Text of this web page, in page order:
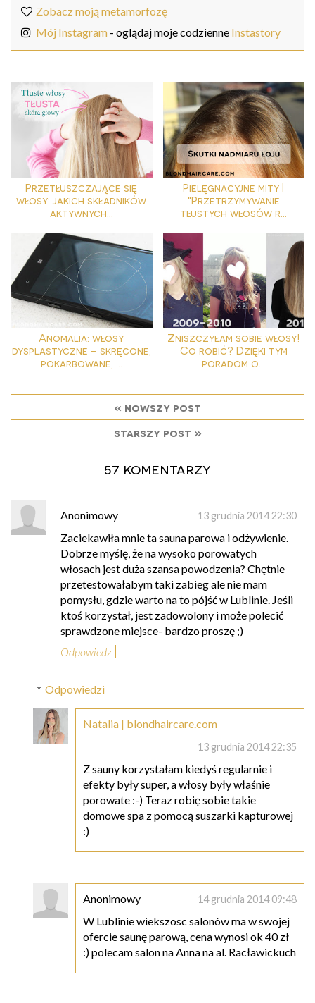
Zobacz moją metamorfozę
Mój Instagram - oglądaj moje codzienne Instastory
Przetłuszczające się
włosy: jakich składników
aktywnych...
Pielęgnacyjne mity |
"Przetrzymywanie
tłustych włosów r...
Anomalia: włosy
dysplastyczne - skręcone,
pokarbowane, ...
Zniszczyłam sobie włosy!
Co robić? Dzięki tym
poradom o...
« nowszy post
starszy post »
57 komentarzy
Anonimowy 13 grudnia 2014 22:30
Zaciekawiła mnie ta sauna parowa i odżywienie.
Dobrze myślę, że na wysoko porowatych
włosach jest duża szansa powodzenia? Chętnie
przetestowałabym taki zabieg ale nie mam
pomysłu, gdzie warto na to pójść w Lublinie. Jeśli
ktoś korzystał, jest zadowolony i może polecić
sprawdzone miejsce- bardzo proszę ;)
Odpowiedz
Odpowiedzi
Natalia | blondhaircare.com
13 grudnia 2014 22:35
Z sauny korzystałam kiedyś regularnie i
efekty były super, a włosy były właśnie
porowate :-) Teraz robię sobie takie
domowe spa z pomocą suszarki kapturowej
:)
Anonimowy 14 grudnia 2014 09:48
W Lublinie wiekszosc salonów ma w swojej
ofercie saunę parową, cena wynosi ok 40 zł
:) polecam salon na Anna na al. Racławickuch